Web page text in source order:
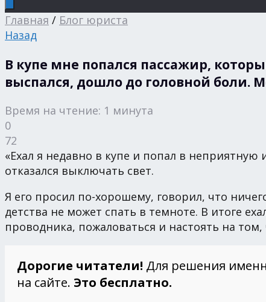
Главная / Блог юриста
Назад
В купе мне попался пассажир,
выспался, дошло до головной боли.
Время на чтение: 1 минута
0
72
«Ехал я недавно в купе и попал в
отказался выключать свет.
Я его просил по-хорошему, говорил, что
детства не может спать в темноте. В итоге
проводника, пожаловаться и настоять на
Дорогие читатели! Для решения
на сайте. Это бесплатно.